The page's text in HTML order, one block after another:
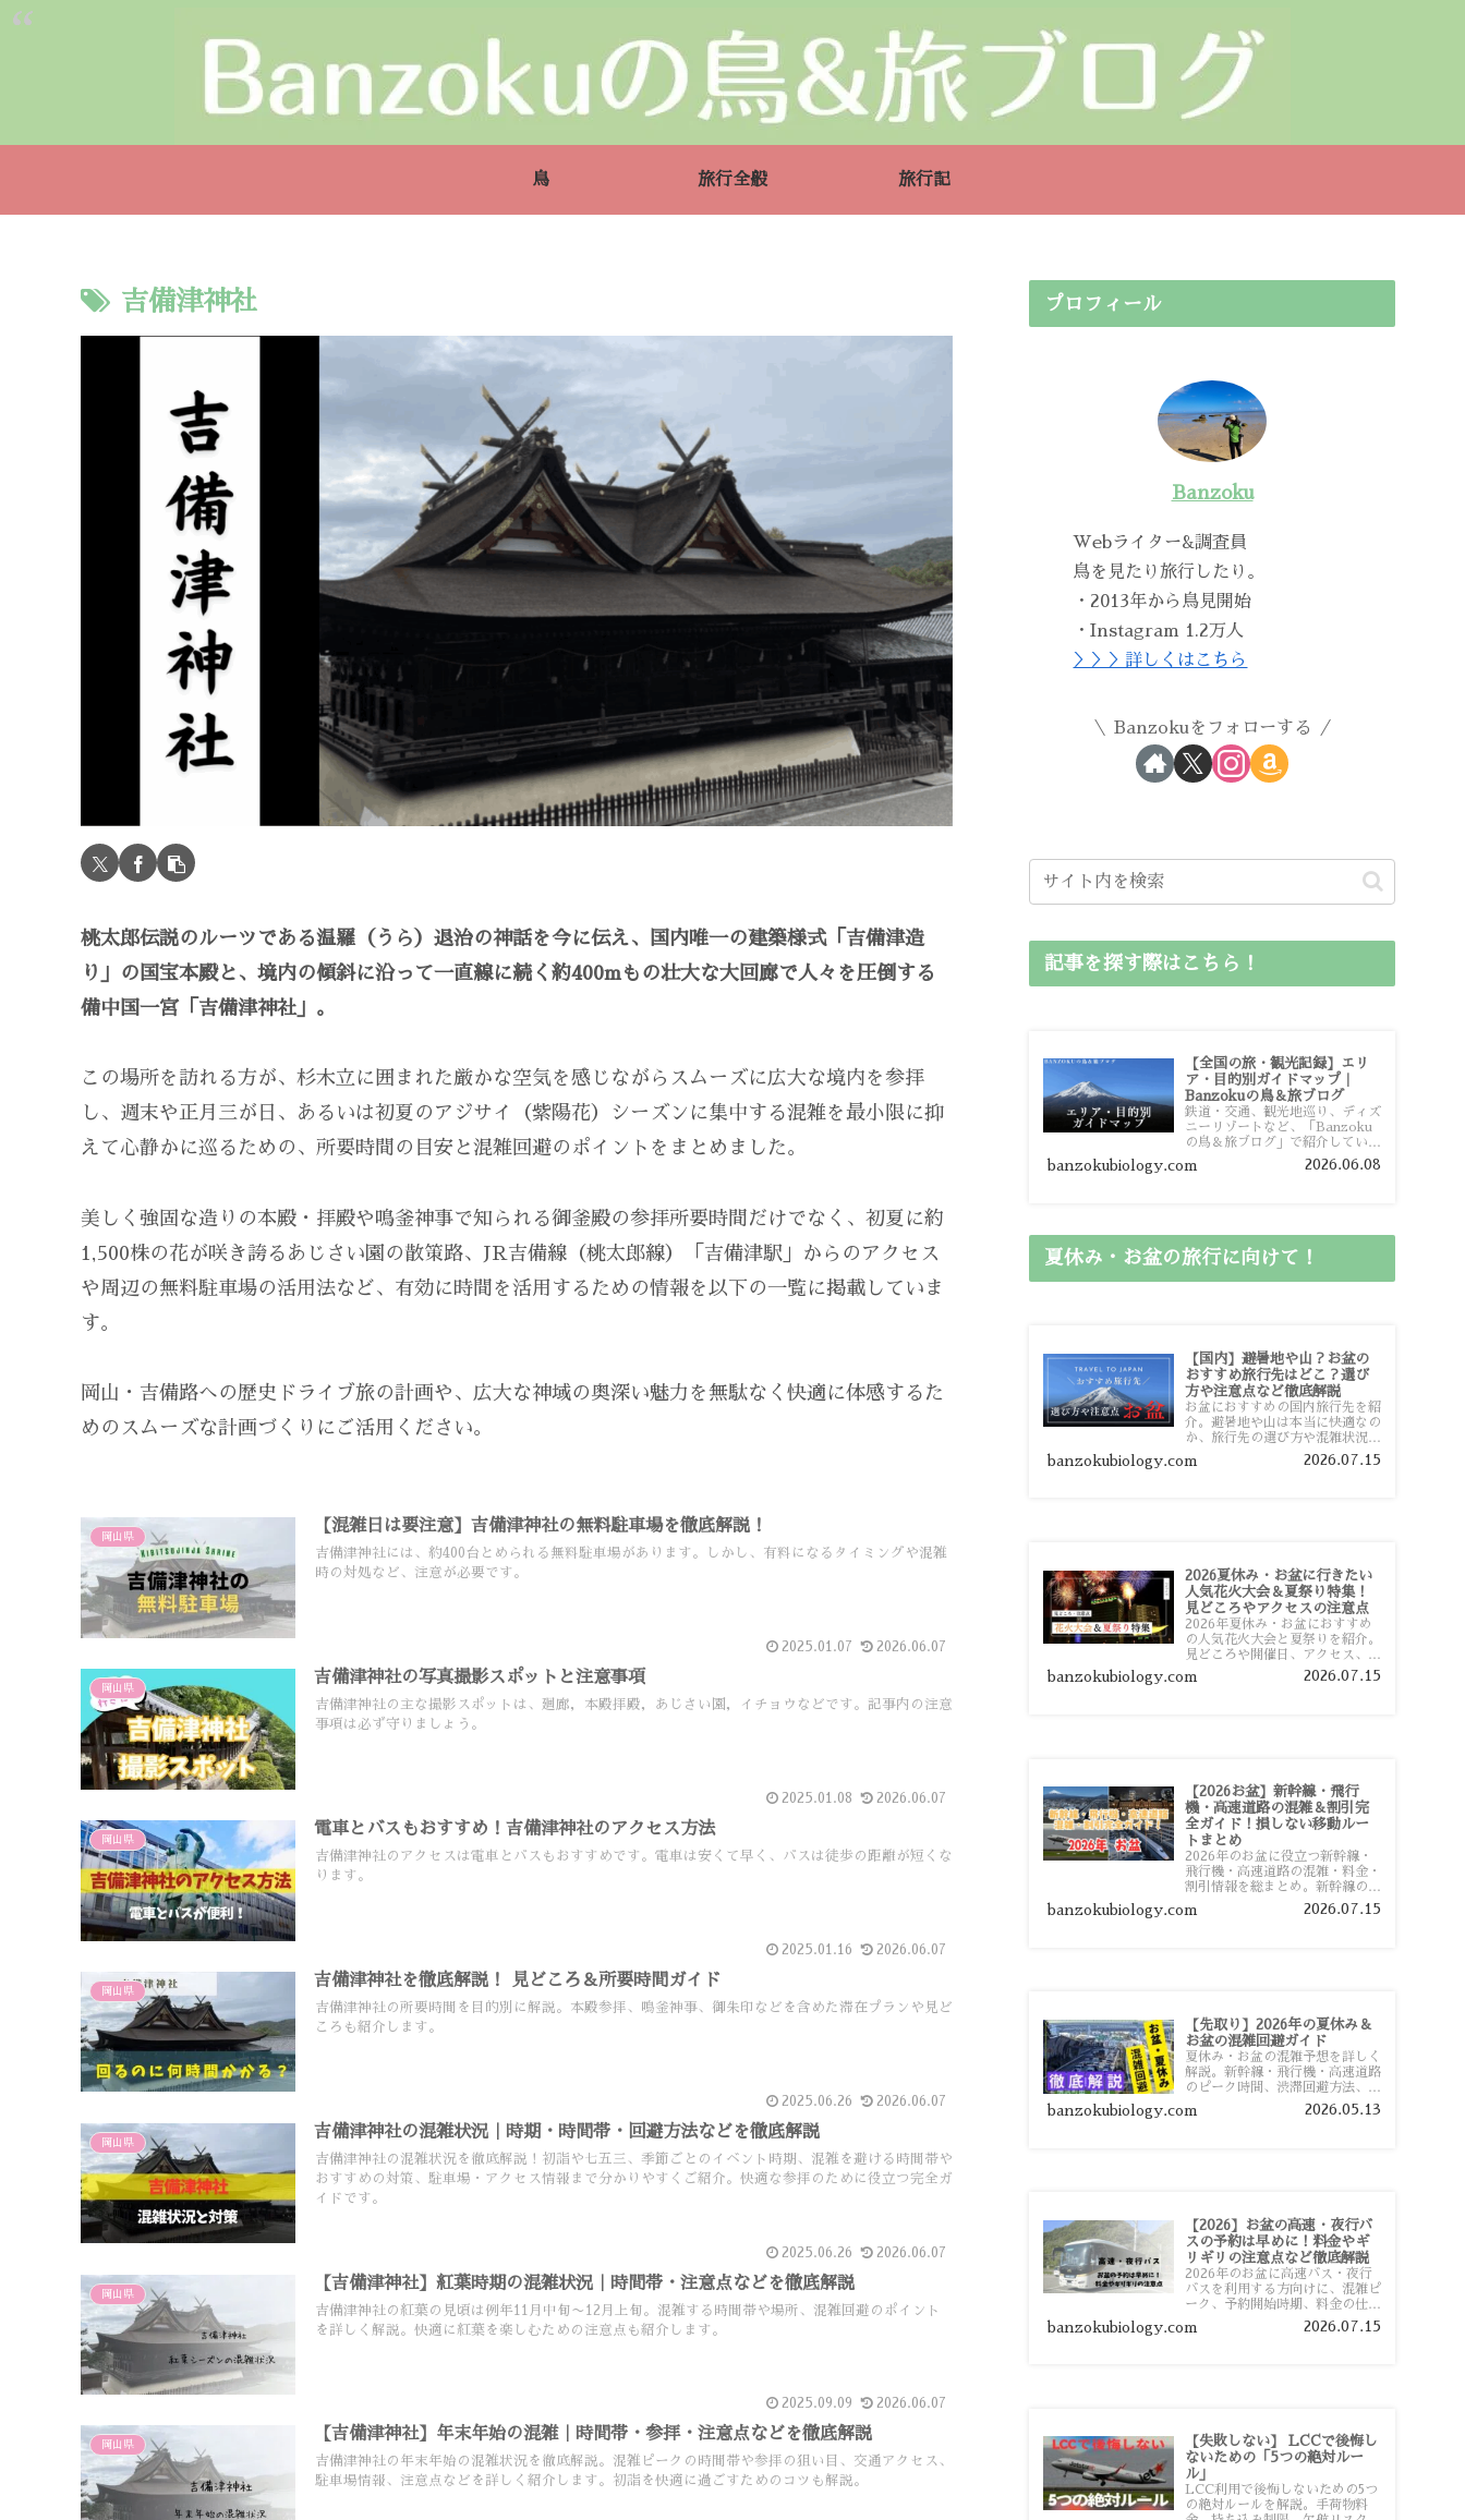
鳥 旅行全般 旅行記
吉備津神社
桃太郎伝説のルーツである温羅（うら）退治の神話を今に伝え、国内唯一の建築様式「吉備津造
り」の国宝本殿と、境内の傾斜に沿って一直線に続く約400mもの壮大な大回廊で人々を圧倒する
備中国一宮「吉備津神社」。
この場所を訪れる方が、杉木立に囲まれた厳かな空気を感じながらスムーズに広大な境内を参拝
し、週末や正月三が日、あるいは初夏のアジサイ（紫陽花）シーズンに集中する混雑を最小限に抑
えて心静かに巡るための、所要時間の目安と混雑回避のポイントをまとめました。
美しく強固な造りの本殿・拝殿や鳴釜神事で知られる御釜殿の参拝所要時間だけでなく、初夏に約
1,500株の花が咲き誇るあじさい園の散策路、JR吉備線（桃太郎線）「吉備津駅」からのアクセス
や周辺の無料駐車場の活用法など、有効に時間を活用するための情報を以下の一覧に掲載していま
す。
岡山・吉備路への歴史ドライブ旅の計画や、広大な神域の奥深い魅力を無駄なく快適に体感するた
めのスムーズな計画づくりにご活用ください。
岡山県
【混雑日は要注意】吉備津神社の無料駐車場を徹底解説！
吉備津神社には、約400台とめられる無料駐車場があります。しかし、有料になるタイミングや混雑
時の対処など、注意が必要です。
2025.01.07 2026.06.07
岡山県
吉備津神社の写真撮影スポットと注意事項
吉備津神社の主な撮影スポットは、廻廊，本殿拝殿，あじさい園，イチョウなどです。記事内の注意
事項は必ず守りましょう。
2025.01.08 2026.06.07
岡山県
電車とバスもおすすめ！吉備津神社のアクセス方法
吉備津神社のアクセスは電車とバスもおすすめです。電車は安くて早く、バスは徒歩の距離が短くな
ります。
2025.01.16 2026.06.07
岡山県
吉備津神社を徹底解説！ 見どころ＆所要時間ガイド
吉備津神社の所要時間を目的別に解説。本殿参拝、鳴釜神事、御朱印などを含めた滞在プランや見ど
ころも紹介します。
2025.06.26 2026.06.07
岡山県
吉備津神社の混雑状況｜時期・時間帯・回避方法などを徹底解説
吉備津神社の混雑状況を徹底解説！初詣や七五三、季節ごとのイベント時期、混雑を避ける時間帯や
おすすめの対策、駐車場・アクセス情報まで分かりやすくご紹介。快適な参拝のために役立つ完全ガ
イドです。
2025.06.26 2026.06.07
岡山県
【吉備津神社】紅葉時期の混雑状況｜時間帯・注意点などを徹底解説
吉備津神社の紅葉の見頃は例年11月中旬〜12月上旬。混雑する時間帯や場所、混雑回避のポイント
を詳しく解説。快適に紅葉を楽しむための注意点も紹介します。
2025.09.09 2026.06.07
岡山県
【吉備津神社】年末年始の混雑｜時間帯・参拝・注意点などを徹底解説
吉備津神社の年末年始の混雑状況を徹底解説。混雑ピークの時間帯や参拝の狙い目、交通アクセス、
駐車場情報、注意点などを詳しく紹介します。初詣を快適に過ごすためのコツも解説。
プロフィール
Banzoku
Webライター&調査員
鳥を見たり旅行したり。
・2013年から鳥見開始
・Instagram 1.2万人
＞＞＞詳しくはこちら
Banzokuをフォローする
記事を探す際はこちら！
【全国の旅・観光記録】エリ
ア・目的別ガイドマップ｜
Banzokuの鳥＆旅ブログ
鉄道・交通、観光地巡り、ディズ
ニーリゾートなど、「Banzoku
の鳥＆旅ブログ」で紹介している
全国の旅行・観光記録をエリアや
目的別に整理しました。あなたが
banzokubiology.com 2026.06.08
夏休み・お盆の旅行に向けて！
【国内】避暑地や山？お盆の
おすすめ旅行先はどこ？選び
方や注意点など徹底解説
お盆におすすめの国内旅行先を紹
介。避暑地や山は本当に快適なの
か、旅行先の選び方や混雑状況、
注意点、比較的混雑を避けやすい
おすすめスポットまで旅行前に役
banzokubiology.com 2026.07.15
2026夏休み・お盆に行きたい
人気花火大会＆夏祭り特集！
見どころやアクセスの注意点
2026年夏休み・お盆におすすめ
の人気花火大会と夏祭りを紹介。
見どころや開催日、アクセス、混
雑対策、旅行前に知っておきたい
注意点をわかりやすく解説しま
banzokubiology.com 2026.07.15
【2026お盆】新幹線・飛行
機・高速道路の混雑＆割引完
全ガイド！損しない移動ルー
トまとめ
2026年のお盆に役立つ新幹線・
飛行機・高速道路の混雑・料金・
割引情報を総まとめ。新幹線の予
約や最繁忙期料金、飛行機を安く
予約するコツ、高速道路の休日割
banzokubiology.com 2026.07.15
【先取り】2026年の夏休み＆
お盆の混雑回避ガイド
夏休み・お盆の混雑予想を詳しく
解説。新幹線・飛行機・高速道路
のピーク時間、渋滞回避方法、混
雑しやすい観光地、交通手段別の
特徴まで旅行者向けに分かりやす
banzokubiology.com 2026.05.13
【2026】お盆の高速・夜行バ
スの予約は早めに！料金やギ
リギリの注意点など徹底解説
2026年のお盆に高速バス・夜行
バスを利用する方向けに、混雑ピ
ーク、予約開始時期、料金の仕組
み、キャンセル待ちのコツ、直前
予約の注意点まで詳しく解説しま
banzokubiology.com 2026.07.15
【失敗しない】 LCCで後悔し
ないための「5つの絶対ルー
ル」
LCC利用で後悔しないための5つ
の絶対ルールを解説。手荷物料